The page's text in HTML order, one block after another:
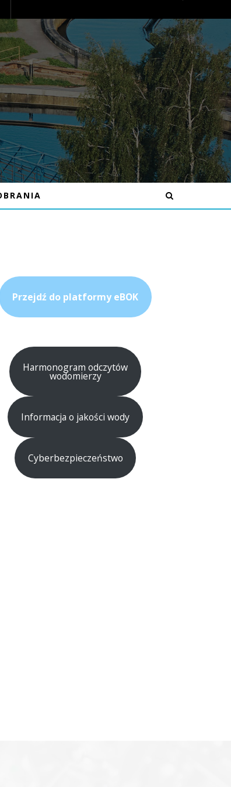
Przejdź do platformy eBOK
Harmonogram odczytów
wodomierzy
Informacja o jakości wody
Cyberbezpieczeństwo